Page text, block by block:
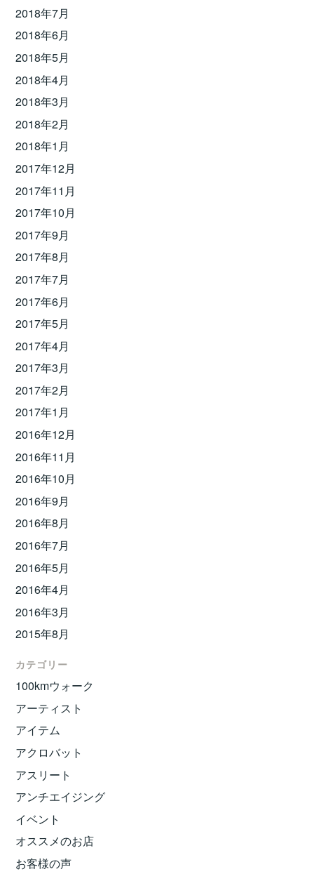
2018年7月
2018年6月
2018年5月
2018年4月
2018年3月
2018年2月
2018年1月
2017年12月
2017年11月
2017年10月
2017年9月
2017年8月
2017年7月
2017年6月
2017年5月
2017年4月
2017年3月
2017年2月
2017年1月
2016年12月
2016年11月
2016年10月
2016年9月
2016年8月
2016年7月
2016年5月
2016年4月
2016年3月
2015年8月
カテゴリー
100kmウォーク
アーティスト
アイテム
アクロバット
アスリート
アンチエイジング
イベント
オススメのお店
お客様の声